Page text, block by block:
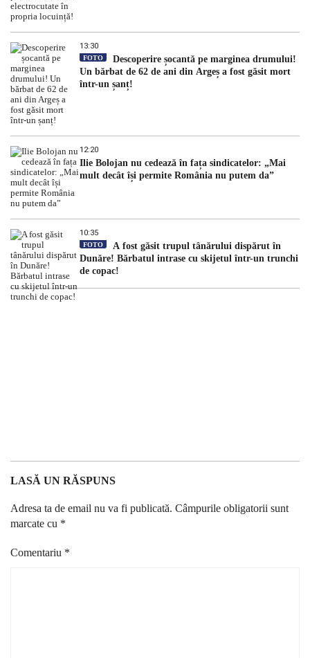
13:30
FOTO
Descoperire șocantă pe marginea drumului!
Un bărbat de 62 de ani din Argeș a fost găsit mort
într-un șanț!
12:20
Ilie Bolojan nu cedează în fața sindicatelor: „Mai
mult decât își permite România nu putem da”
10:35
FOTO
A fost găsit trupul tânărului dispărut în
Dunăre! Bărbatul intrase cu skijetul într-un trunchi
de copac!
LASĂ UN RĂSPUNS
Adresa ta de email nu va fi publicată. Câmpurile obligatorii sunt
marcate cu *
Comentariu *